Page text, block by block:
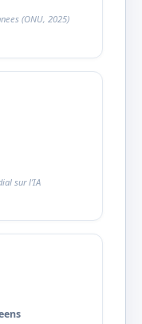
(ONU, 2025)
sur l’IA